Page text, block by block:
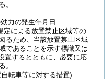
。
力の発生年月日
定による放置禁止区域等の
るため、当該放置禁止区域
であることを示す標識又は
置するとともに、必要に応
。
転車等に対する措置)